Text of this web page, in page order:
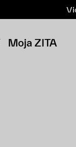
Moja ZITA